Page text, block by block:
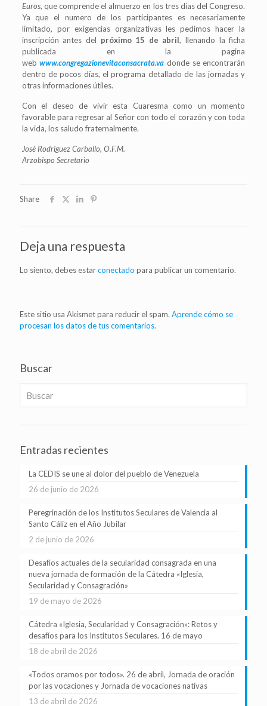
Euros, que comprende el almuerzo en los tres días del Congreso.
Ya que el numero de los participantes es necesariamente
limitado, por exigencias organizativas les pedimos hacer la
inscripción antes del próximo 15 de abril, llenando la ficha
publicada en la pagina
webwww.congregazionevitaconsacrata.va donde se encontrarán
dentro de pocos días, el programa detallado de las jornadas y
otras informaciones útiles.
Con el deseo de vivir esta Cuaresma como un momento
favorable para regresar al Señor con todo el corazón y con toda
la vida, los saludo fraternalmente.
José Rodriguez Carballo, O.F.M.
Arzobispo Secretario
Share
Deja una respuesta
Lo siento, debes estarconectado para publicar un comentario.
Este sitio usa Akismet para reducir el spam. Aprende cómo se
procesan los datos de tus comentarios.
Buscar
Entradas recientes
La CEDIS se une al dolor del pueblo de Venezuela
26 de junio de 2026
Peregrinación de los Institutos Seculares de Valencia al
Santo Cáliz en el Año Jubilar
2 de junio de 2026
Desafíos actuales de la secularidad consagrada en una
nueva jornada de formación de la Cátedra «Iglesia,
Secularidad y Consagración»
19 de mayo de 2026
Cátedra «Iglesia, Secularidad y Consagración»: Retos y
desafíos para los Institutos Seculares. 16 de mayo
18 de abril de 2026
«Todos oramos por todos». 26 de abril, Jornada de oración
por las vocaciones y Jornada de vocaciones nativas
13 de abril de 2026